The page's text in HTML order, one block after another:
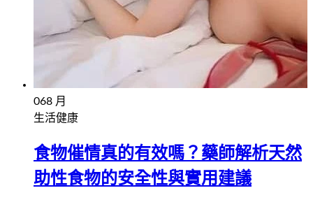
068 月
生活健康
食物催情真的有效嗎？藥師解析天然
助性食物的安全性與實用建議